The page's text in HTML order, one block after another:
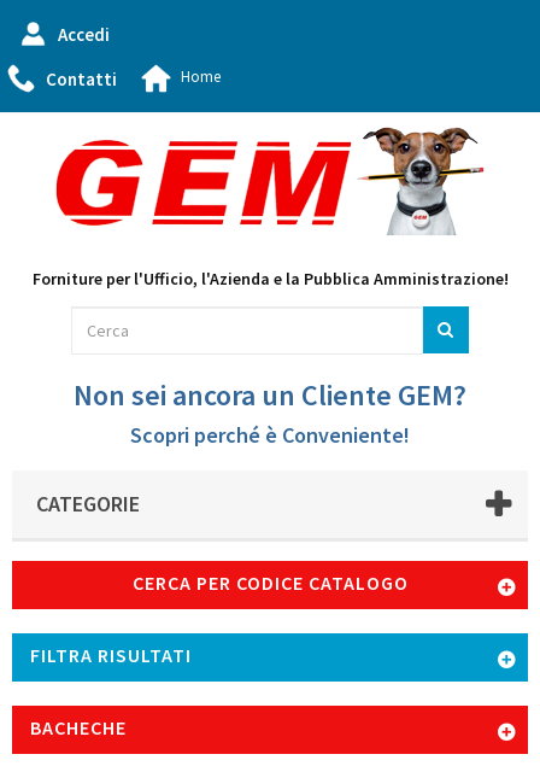
Accedi
Contatti
Home
Forniture per l'Ufficio, l'Azienda e la Pubblica Amministrazione!
Non sei ancora un Cliente GEM?
Scopri perché è Conveniente!
CATEGORIE
CERCA PER CODICE CATALOGO
FILTRA RISULTATI
BACHECHE